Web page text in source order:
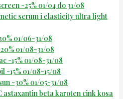
-25% 01/04 do 31/08
serum i elasticity ultra light
01/06-31/08
01/08-31/08
-15% 01/08-31/08
-15% 01/08-15/08
-30% 01/05-31/08
astaxantin beta karoten cink kosa